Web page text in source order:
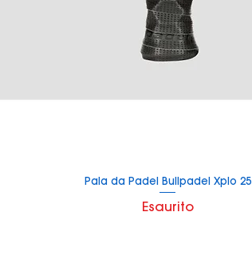
Vista rapida
Pala da Padel Bullpadel Xplo 25
Esaurito